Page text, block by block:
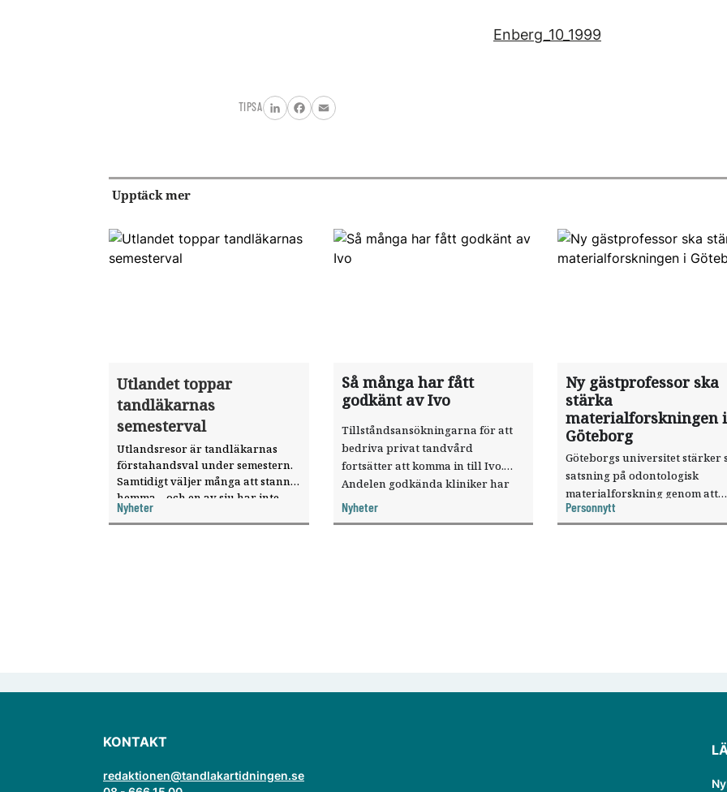
Enberg_10_1999
TIPSA
LinkedInFacebook
Email
Upptäck mer
Utlandet toppar
tandläkarnas
semesterval
Utlandsresor är tandläkarnas
förstahandsval under semestern.
Samtidigt väljer många att stanna
hemma – och en av sju har inte
haft någon sommarledighet alls,
enligt "månadens fråga".
Nyheter
Så många har fått
godkänt av Ivo
Tillståndsansökningarna för att
bedriva privat tandvård
fortsätter att komma in till Ivo.
Andelen godkända kliniker har
ökat, visar nya siffror.
Nyheter
Ny gästprofessor ska
stärka
materialforskningen i
Göteborg
Göteborgs universitet stärker
satsning på odontologisk
materialforskning genom att
knyta forskaren Pekka
verksamheten som
Personnytt
KONTAKT
redaktionen@tandlakartidningen.se